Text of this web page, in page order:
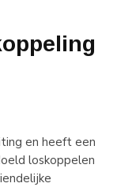
en heeft een
loskoppelen